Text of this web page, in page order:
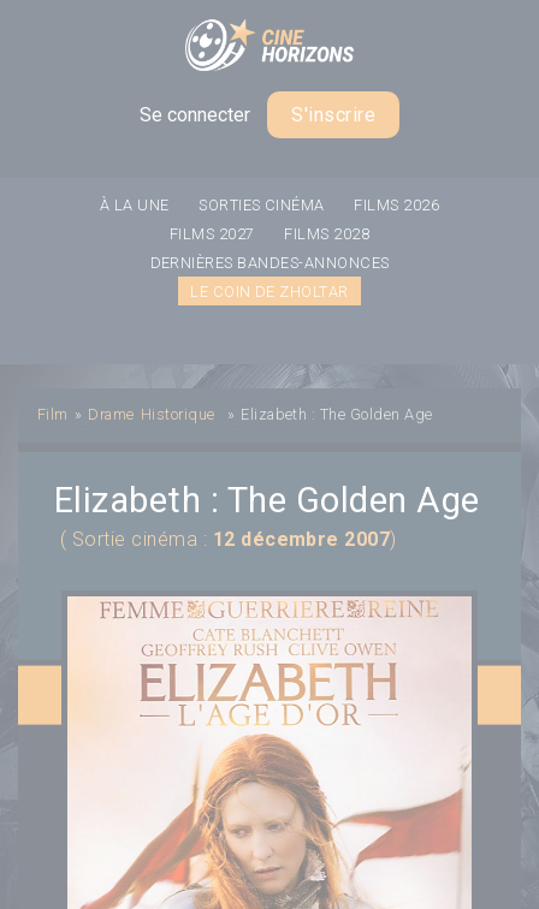
Se connecter S'inscrire
À LA UNE SORTIES CINÉMA
FILMS 2026
FILMS 2027
FILMS 2028
DERNIÈRES BANDES-ANNONCES
LE COIN DE ZHOLTAR
Film » Drame Historique » Elizabeth : The Golden Age
Elizabeth : The Golden Age
( Sortie cinéma : 12 décembre 2007)
Panneau de gestion des cookies